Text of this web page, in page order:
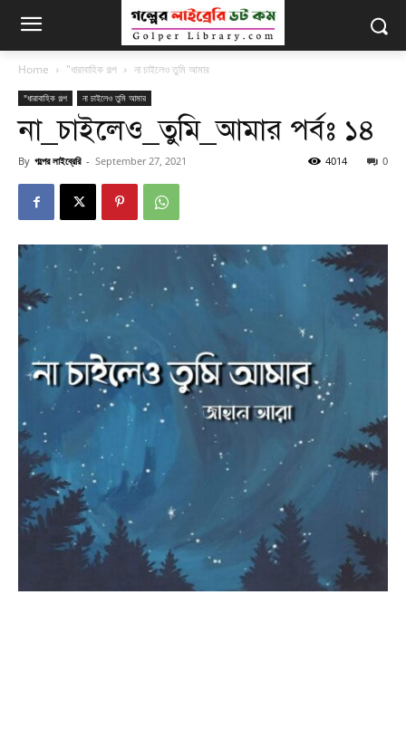
Home "ধারাবাহিক গল্প না চাইলেও তুমি আমার
"ধারাবাহিক গল্প না চাইলেও তুমি আমার
না_চাইলেও_তুমি_আমার পর্বঃ ১৪
By গল্পের লাইব্রেরি - September 27, 2021 0
4014